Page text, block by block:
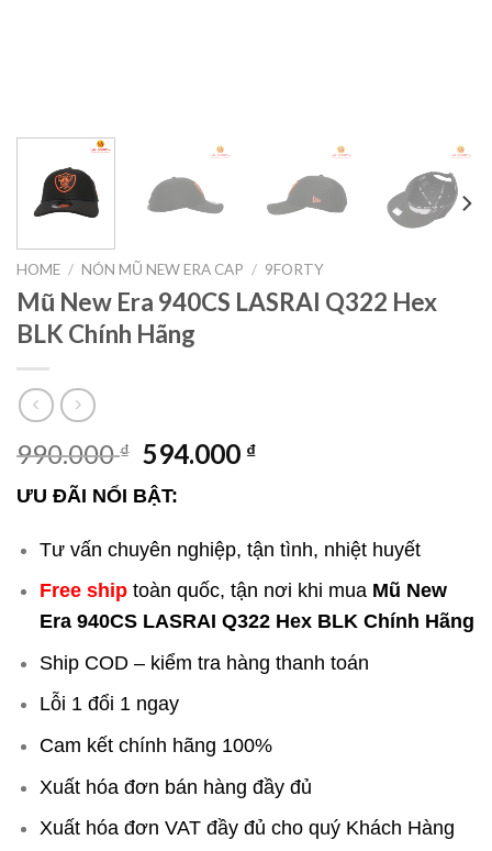
HOME / NÓN MŨ NEW ERA CAP / 9FORTY
Mũ New Era 940CS LASRAI Q322 Hex
BLK Chính Hãng
990.000₫ 594.000 ₫
ƯU ĐÃI NỔI BẬT:
Tư vấn chuyên nghiệp, tận tình, nhiệt huyết
Free shiptoàn quốc, tận nơi khi mua Mũ New
Era 940CS LASRAI Q322 Hex BLK Chính Hãng
Ship COD – kiểm tra hàng thanh toán
Lỗi 1 đổi 1 ngay
Cam kết chính hãng 100%
Xuất hóa đơn bán hàng đầy đủ
Xuất hóa đơn VAT đầy đủ cho quý Khách Hàng